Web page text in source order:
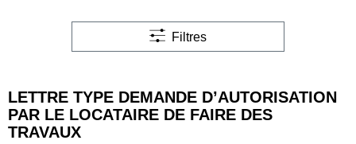
LETTRE TYPE DEMANDE D’AUTORISATION
PAR LE LOCATAIRE DE FAIRE DES
TRAVAUX
Filtres